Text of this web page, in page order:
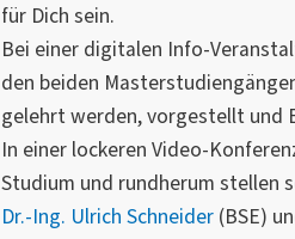
für Dich sein.
Bei einer digitalen Info-
den beiden
gelehrt werden, vorgestellt und
In einer lockeren Video-
Studium und rundherum stellen
Dr.-Ing. Ulrich Schneider(BSE)